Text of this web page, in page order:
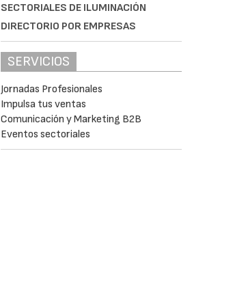
SECTORIALES DE ILUMINACIÓN
DIRECTORIO POR EMPRESAS
SERVICIOS
Jornadas Profesionales
Impulsa tus ventas
Comunicación y Marketing B2B
Eventos sectoriales